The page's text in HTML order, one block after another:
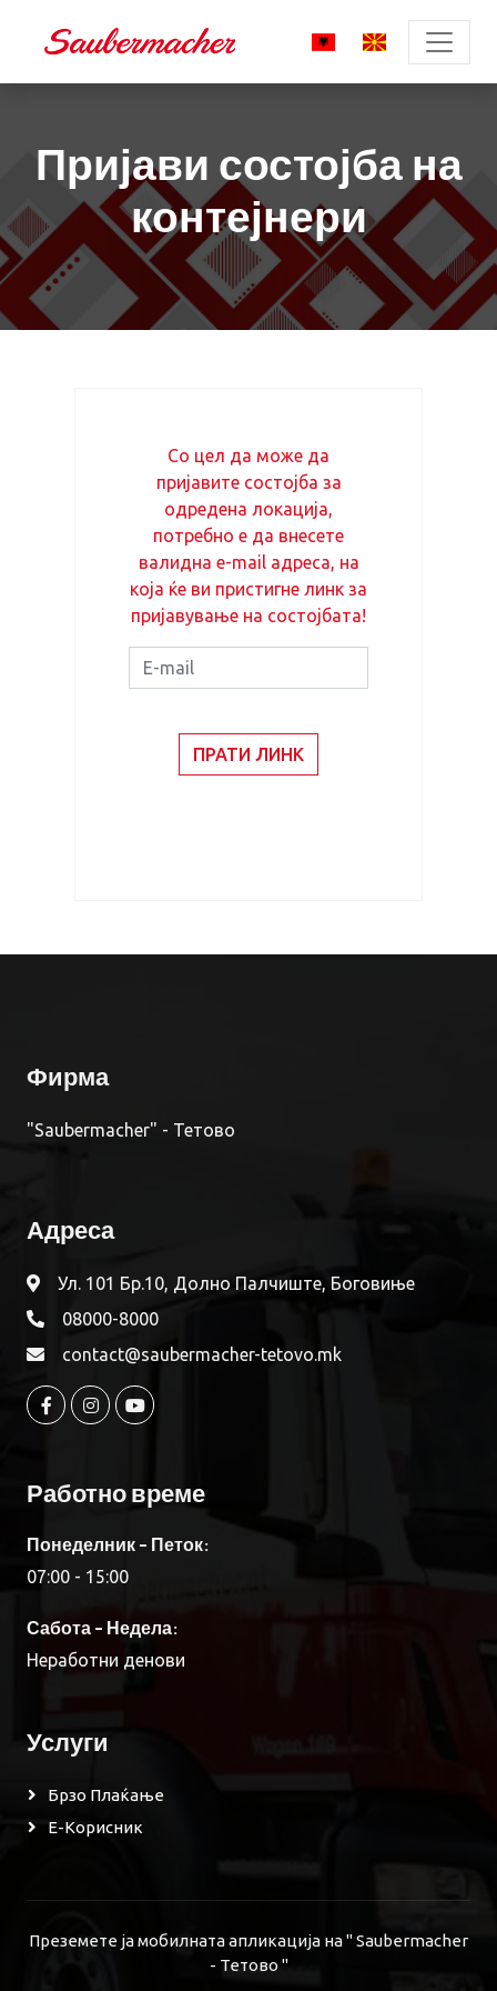
Пријави состојба на
контејнери
Со цел да може да
пријавите состојба за
одредена локација,
потребно е да внесете
валидна e-mail адреса, на
која ќе ви пристигне линк за
пријавување на состојбата!
Фирма
"Saubermacher" - Тетово
Адреса
Ул. 101 Бр.10, Долно Палчиште, Боговиње
08000-8000
contact@saubermacher-tetovo.mk
Работно време
Понеделник - Петок:
07:00 - 15:00
Сабота - Недела:
Неработни денови
Услуги
Брзо Плаќање
Е-Корисник
Преземете ја мобилната апликација на " Saubermacher
- Тетово "